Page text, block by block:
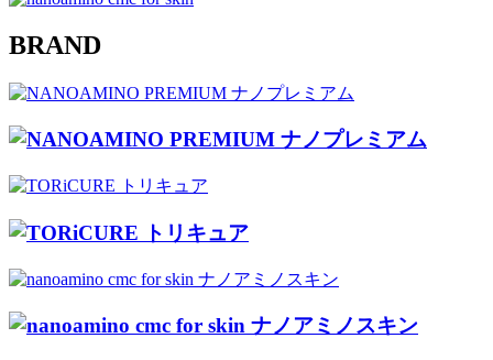
BRAND